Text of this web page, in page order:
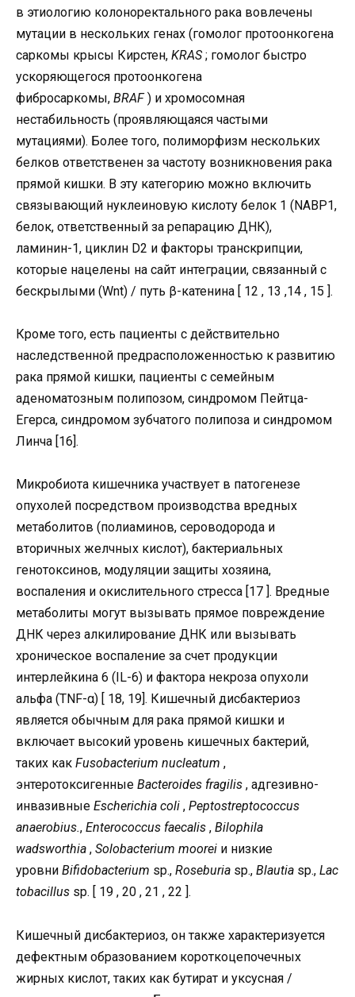
в этиологию колоноректального рака вовлечены
мутации в нескольких генах (гомолог протоонкогена
саркомы крысы Кирстен, KRAS; гомолог быстро
ускоряющегося протоонкогена
фибросаркомы, BRAF) и хромосомная
нестабильность (проявляющаяся частыми
мутациями). Более того, полиморфизм нескольких
белков ответственен за частоту возникновения рака
прямой кишки. В эту категорию можно включить
связывающий нуклеиновую кислоту белок 1 (NABP1,
белок, ответственный за репарацию ДНК),
ламинин-1, циклин D2 и факторы транскрипции,
которые нацелены на сайт интеграции, связанный с
бескрылыми (Wnt) / путь β-катенина [ 12 , 13 ,14 , 15 ].
Кроме того, есть пациенты с действительно
наследственной предрасположенностью к развитию
рака прямой кишки, пациенты с семейным
аденоматозным полипозом, синдромом Пейтца-
Егерса, синдромом зубчатого полипоза и синдромом
Линча [16].
Микробиота кишечника участвует в патогенезе
опухолей посредством производства вредных
метаболитов (полиаминов, сероводорода и
вторичных желчных кислот), бактериальных
генотоксинов, модуляции защиты хозяина,
воспаления и окислительного стресса [17 ]. Вредные
метаболиты могут вызывать прямое повреждение
ДНК через алкилирование ДНК или вызывать
хроническое воспаление за счет продукции
интерлейкина 6 (IL-6) и фактора некроза опухоли
альфа (TNF-α) [ 18, 19]. Кишечный дисбактериоз
является обычным для рака прямой кишки и
включает высокий уровень кишечных бактерий,
таких как Fusobacterium nucleatum ,
энтеротоксигенные Bacteroides fragilis , адгезивно-
инвазивные Escherichia coli , Peptostreptococcus
anaerobius., Enterococcus faecalis , Bilophila
wadsworthia , Solobacterium moorei и низкие
уровни Bifidobacterium sp., Roseburia sp., Blautia sp., Lac
tobacillus sp. [ 19 , 20 , 21 , 22 ].
Кишечный дисбактериоз, он также характеризуется
дефектным образованием короткоцепочечных
жирных кислот, таких как бутират и уксусная /